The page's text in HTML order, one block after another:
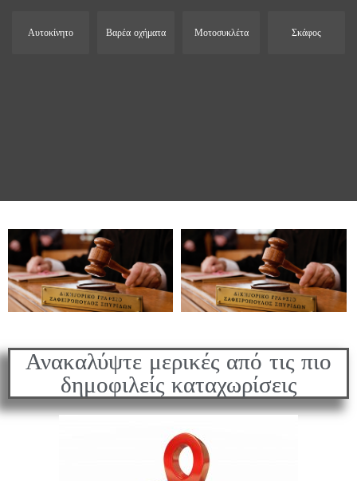
Αυτοκίνητο Βαρέα οχήματα Μοτοσυκλέτα Σκάφος
Ανακαλύψτε μερικές από τις πιο
δημοφιλείς καταχωρίσεις